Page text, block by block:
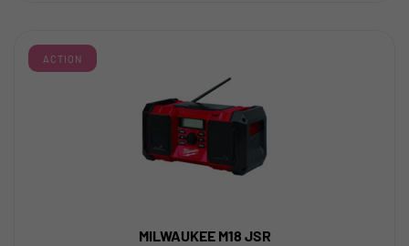
ACTION
MILWAUKEE M18 JSR